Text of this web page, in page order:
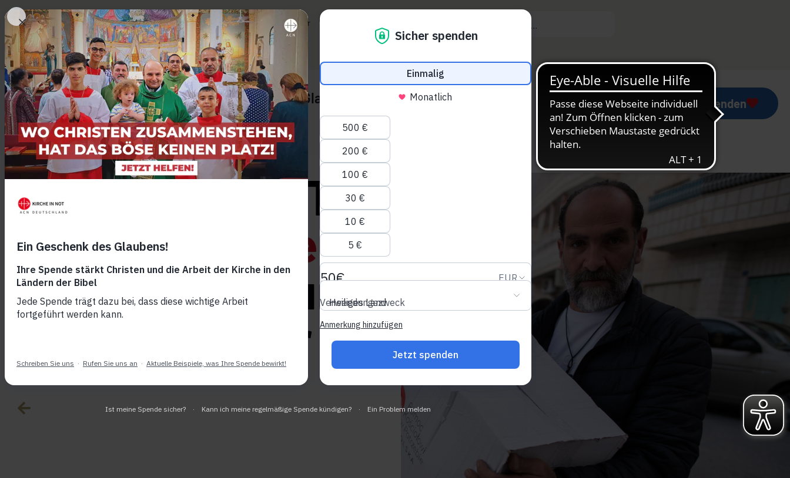
Denn Gott hat uns nicht einen Geist der Verzagtheit gegeben, sondern den Geist der
Kraft, der Liebe und der Besonnenheit.
2 Tim 1,7
Über uns
Glauben Engagieren Mess-Stipendium Jetzt spenden
KIRCHE IN NOT
hilftVertriebenen
im Libanondurch
die Kirche vor Ort